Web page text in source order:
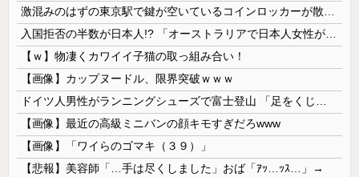
【ｗ】物凄くカワイイ子猫の取っ組み合い！
【画像】カップヌードル、限界突破ｗｗｗ
【画像】最近の高級ミニバンの顔キモすぎだろwww
【画像】「ワイらのゴマキ（３９）」
【悲報】美容師「…手は尽くしました」おば「ｱｯ…ｯｽ…」→